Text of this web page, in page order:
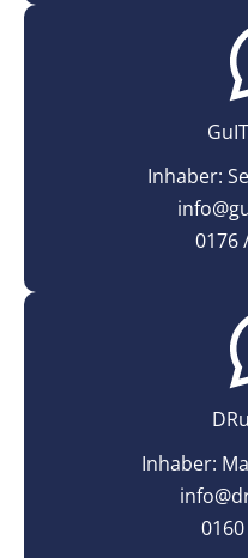
Inhaber:
0176
Inhaber: